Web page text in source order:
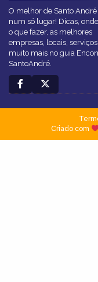
O melhor de Santo André
num só lugar! Dicas, onde
o que fazer, as melhores
empresas, locais,
muito mais no guia
SantoAndré.
Criado com